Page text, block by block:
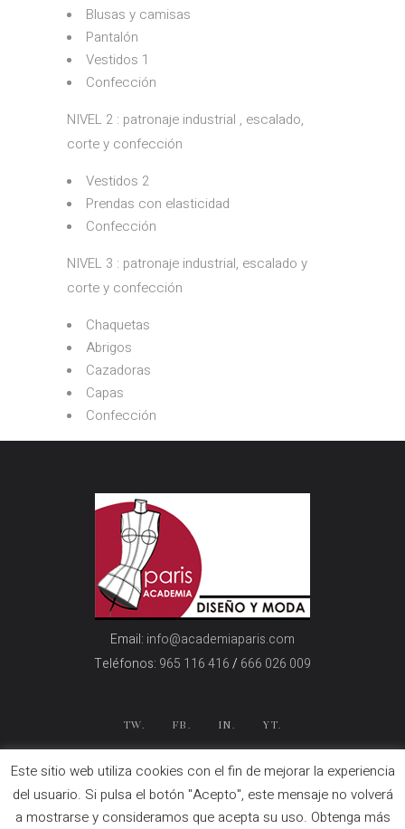
Blusas y camisas
Pantalón
Vestidos 1
Confección
NIVEL 2 : patronaje industrial , escalado,
corte y confección
Vestidos 2
Prendas con elasticidad
Confección
NIVEL 3 : patronaje industrial, escalado y
corte y confección
Chaquetas
Abrigos
Cazadoras
Capas
Confección
Email: info@academiaparis.com
Teléfonos: 965 116 416/ 666 026 009
TW. FB. IN. YT.
Copyright © Academia Paris | Todos los
Este sitio web utiliza cookies con el fin de mejorar la experiencia
del usuario. Si pulsa el botón "Acepto", este mensaje no volverá
a mostrarse y consideramos que acepta su uso. Obtenga más